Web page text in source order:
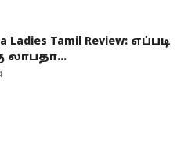
Ladies Tamil Review: எப்படி
லாபதா...